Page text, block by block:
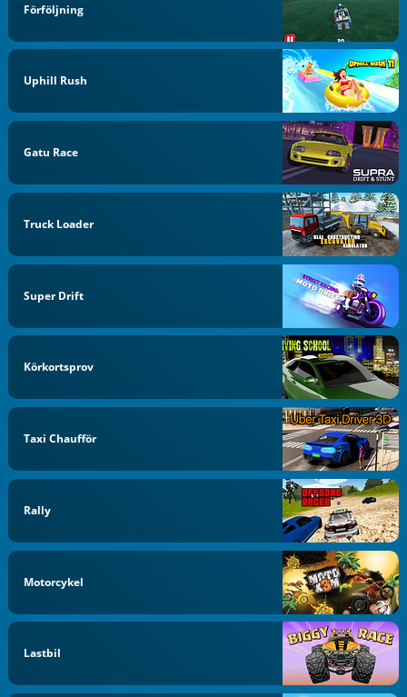
Förföljning
Uphill Rush
Gatu Race
Truck Loader
Super Drift
Körkortsprov
Taxi Chaufför
Rally
Motorcykel
Lastbil